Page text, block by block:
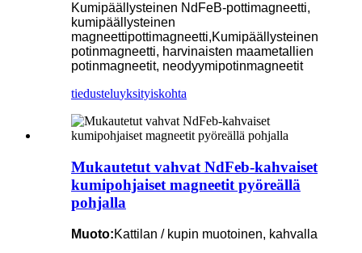
Kumipäällysteinen NdFeB-pottimagneetti,
kumipäällysteinen
magneettipottimagneetti,Kumipäällysteinen
potinmagneetti, harvinaisten maametallien
potinmagneetit, neodyymipotinmagneetit
tiedusteluyksityiskohta
Mukautetut vahvat NdFeb-kahvaiset
kumipohjaiset magneetit pyöreällä
pohjalla
Muoto:Kattilan / kupin muotoinen, kahvalla